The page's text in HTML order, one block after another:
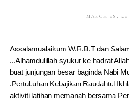
MARCH 08,
Assalamualaikum W.R.B.T dan
...Alhamdulillah syukur ke hadrat
buat junjungan besar baginda Nabi
.Pertubuhan Kebajikan Raudahtul
aktiviti latihan memanah bersama